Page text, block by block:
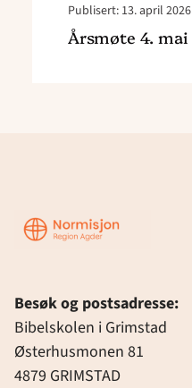
Publisert: 13. april 2026
Årsmøte 4. mai
Region
Agder
Besøk og postsadresse:
Bibelskolen i Grimstad
Østerhusmonen 81
4879 GRIMSTAD